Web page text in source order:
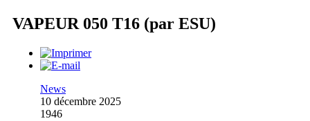
VAPEUR 050 T16 (par ESU)
News
10 décembre 2025
1946